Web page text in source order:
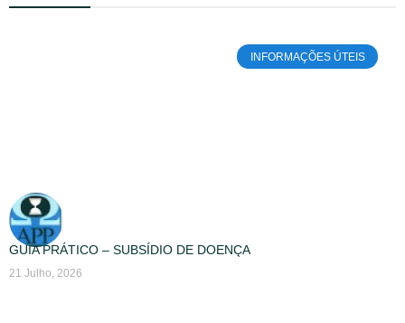
INFORMAÇÕES ÚTEIS
GUIA PRÁTICO – SUBSÍDIO DE DOENÇA
21 Julho, 2026